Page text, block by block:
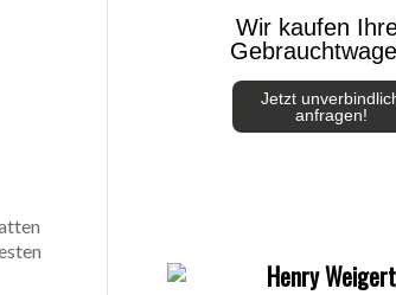
Wir kaufen
Jetzt
anfragen!
Henry Weigert